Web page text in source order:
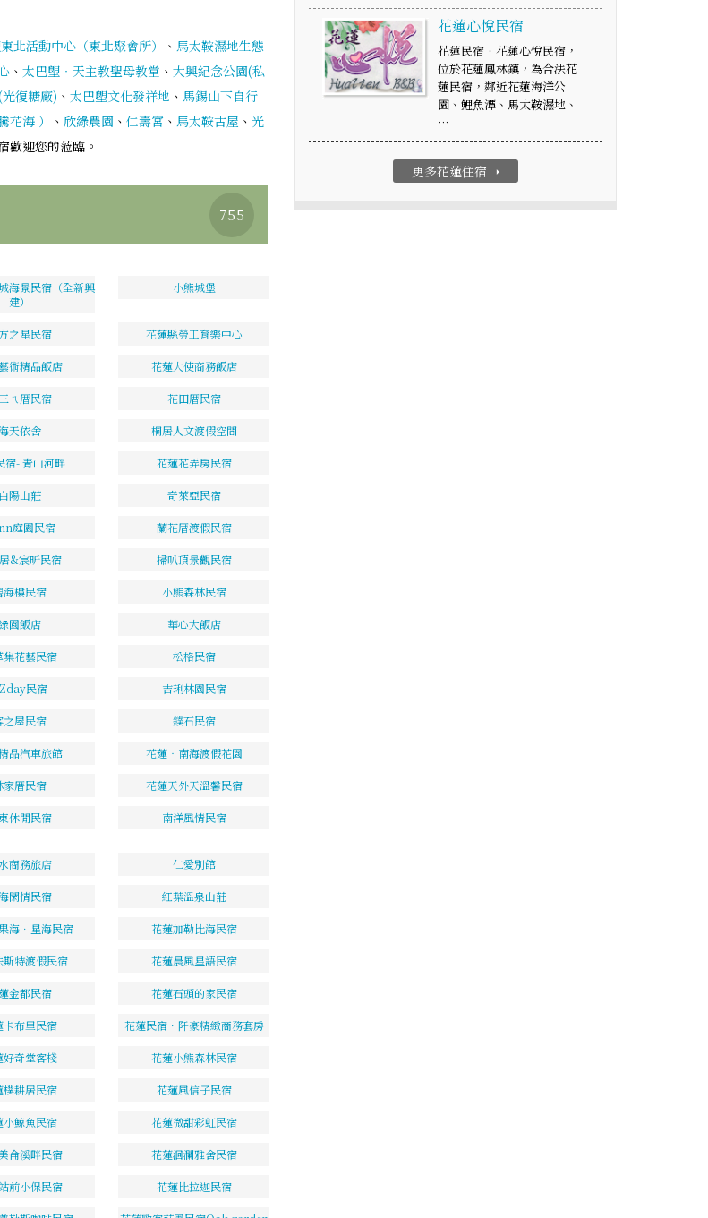
北活動中心（東北聚會所） 、 馬太鞍濕地生態
、 太巴塱‧天主教聖母教堂 、 大興紀念公園(私
復糖廠) 、 太巴塱文化發祥地 、 馬錫山下自行
海 ） 、 欣綠農園 、 仁壽宮 、 馬太鞍古屋 、 光
歡迎您的蒞臨。
755
海景民宿（全新興
建）
小熊城堡
之星民宿 花蓮縣勞工育樂中心
術精品飯店 花蓮大使商務飯店
ㄟ厝民宿 花田厝民宿
天依舍 桐居人文渡假空間
宿- 青山河畔 花蓮花弄房民宿
白陽山莊 奇萊亞民宿
庭園民宿 蘭花厝渡假民宿
&宸昕民宿 掃叭頂景觀民宿
海樓民宿 小熊森林民宿
園飯店 華心大飯店
集花藝民宿 松格民宿
民宿 吉琍林園民宿
之屋民宿 鏷石民宿
品汽車旅館 花蓮‧南海渡假花園
家厝民宿 花蓮天外天溫馨民宿
休閒民宿 南洋風情民宿
商務旅店 仁愛別館
閑情民宿 紅葉溫泉山莊
海．星海民宿 花蓮加勒比海民宿
斯特渡假民宿 花蓮晨風星語民宿
金都民宿 花蓮石頭的家民宿
卡布里民宿 花蓮民宿．阡豪精緻商務套房
好奇堂客棧 花蓮小熊森林民宿
樸耕居民宿 花蓮風信子民宿
小鯨魚民宿 花蓮微甜彩虹民宿
侖溪畔民宿 花蓮洄瀾雅舍民宿
前小保民宿 花蓮比拉迦民宿
花蓮心悅民宿
花蓮民宿‧花蓮心悅民宿，
位於花蓮鳳林鎮，為合法花
蓮民宿，鄰近花蓮海洋公
園、鯉魚潭、馬太鞍濕地、
…
更多花蓮住宿 arrow_right